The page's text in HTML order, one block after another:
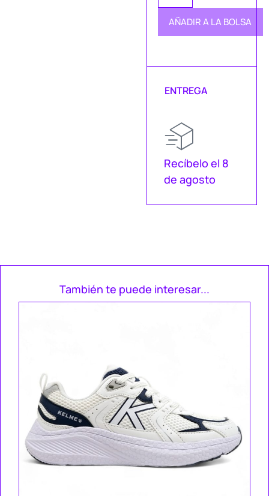
AÑADIR A LA BOLSA
ENTREGA
Recíbelo el 8
de agosto
También te puede interesar...